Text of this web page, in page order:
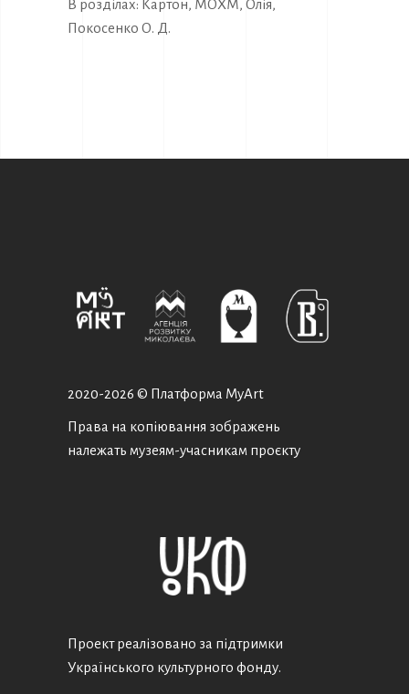
В розділах: Картон, МОХМ, Олія,
Покосенко О. Д.
2020-2026 © Платформа MyArt
Права на копіювання зображень
належать музеям-учасникам проєкту
Проект реалізовано за підтримки
Українського культурного фонду.